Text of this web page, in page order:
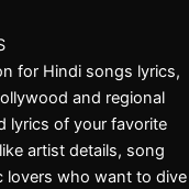
for Hindi songs lyrics,
and regional
lyrics of your favorite
artist details, song
lovers who want to dive